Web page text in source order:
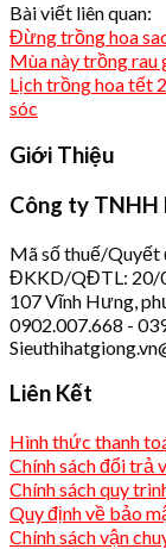
Bài viết liên quan:
Đừng trồng hoa
Mùa này trồng rau
Lịch trồng hoa tết
sóc
Giới Thiệu
Công ty TNHH
Mã số thuế/Quyết
ĐKKD/QĐTL: 20/
107 Vĩnh Hưng,
0902.007.668 -
Liên Kết
Hình thức thanh
Chính sách đổi trả
Chính sách quy
Quy định về bảo
Chính sách vận